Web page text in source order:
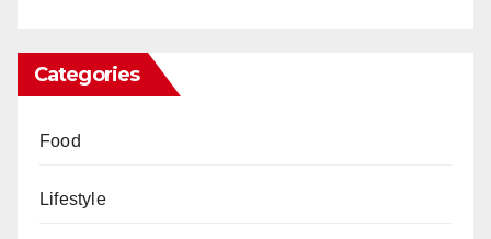
Categories
Food
Lifestyle